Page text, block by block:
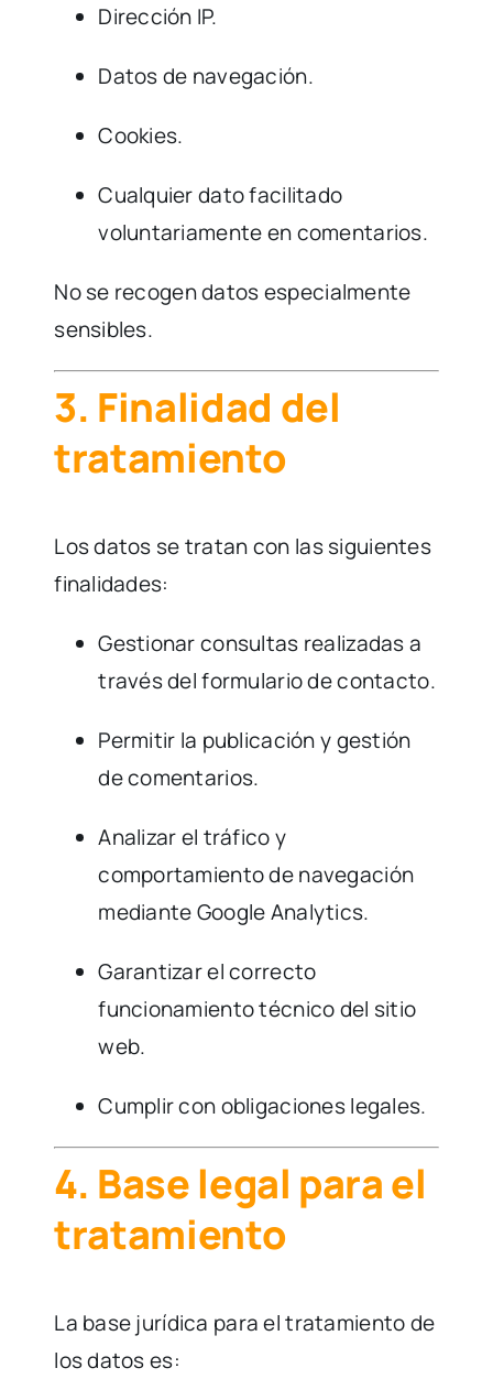
Dirección IP.
Datos de navegación.
Cookies.
Cualquier dato facilitado
voluntariamente en comentarios.
No se recogen datos especialmente
sensibles.
3. Finalidad del
tratamiento
Los datos se tratan con las siguientes
finalidades:
Gestionar consultas realizadas a
través del formulario de contacto.
Permitir la publicación y gestión
de comentarios.
Analizar el tráfico y
comportamiento de navegación
mediante Google Analytics.
Garantizar el correcto
funcionamiento técnico del sitio
web.
Cumplir con obligaciones legales.
4. Base legal para el
tratamiento
La base jurídica para el tratamiento de
los datos es: